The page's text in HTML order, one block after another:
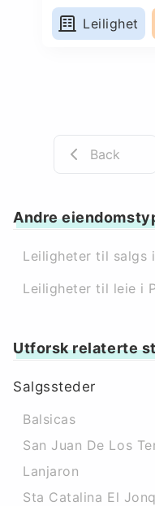
Leilighet
Back
Andre
Leiligheter til salgs
Leiligheter til leie i
Utforsk relaterte
Salgssteder
Balsicas
San Juan De Los
Lanjaron
Sta Catalina El